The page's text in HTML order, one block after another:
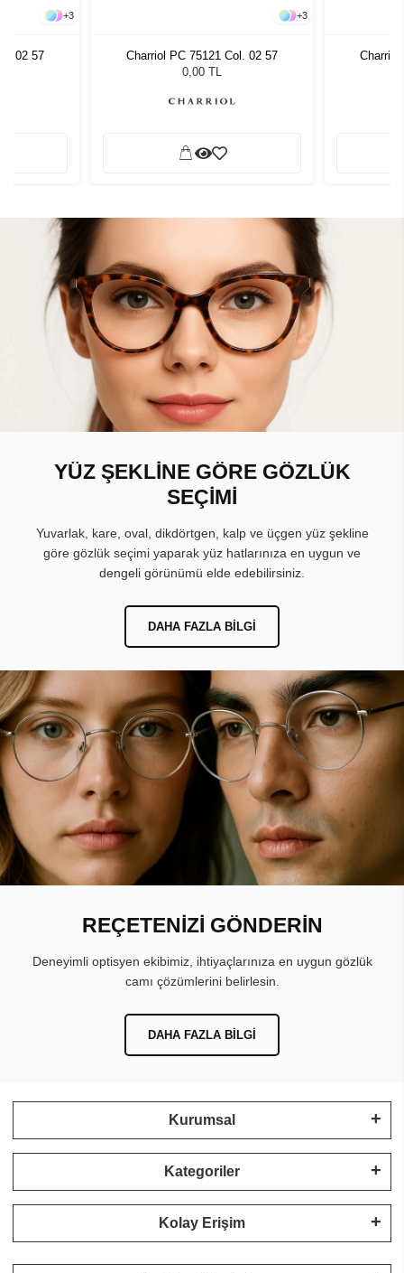
+3
02 57
+3
Charriol PC 75121 Col. 02 57
0,00 TL
Charriol
YÜZ ŞEKLİNE GÖRE GÖZLÜK
SEÇİMİ
Yuvarlak, kare, oval, dikdörtgen, kalp ve üçgen yüz şekline
göre gözlük seçimi yaparak yüz hatlarınıza en uygun ve
dengeli görünümü elde edebilirsiniz.
DAHA FAZLA BILGI
REÇETENİZİ GÖNDERİN
Deneyimli optisyen ekibimiz, ihtiyaçlarınıza en uygun gözlük
camı çözümlerini belirlesin.
DAHA FAZLA BILGI
Kurumsal
Kategoriler
Kolay Erişim